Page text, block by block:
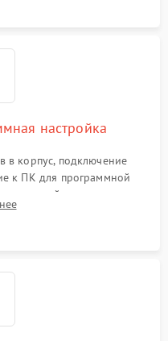
настройка
в корпус, подключение
к ПК для программной
настройки порогов
старения АКБ.